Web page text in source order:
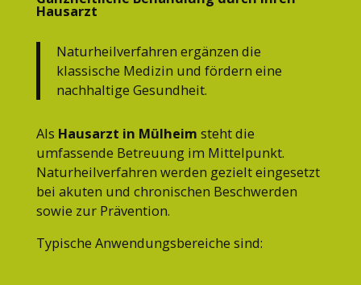
Hausarzt
Naturheilverfahren ergänzen die
klassische Medizin und fördern eine
nachhaltige Gesundheit.
Als Hausarzt in Mülheim steht die
umfassende Betreuung im Mittelpunkt.
Naturheilverfahren werden gezielt eingesetzt
bei akuten und chronischen Beschwerden
sowie zur Prävention.
Typische Anwendungsbereiche sind: